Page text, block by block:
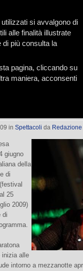
Le nostre firme
festeggia 25 anni a
in Spettacoli da Redazione
giugno
della
di
25
2009)
di
inizia alle
intorno a mezzanotte
si avvalgono di
alle finalità illustrate
di più consulta la
pagina, cliccando su
maniera, acconsenti